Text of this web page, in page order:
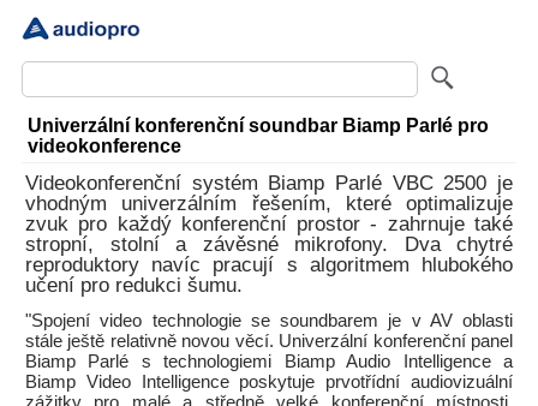
Univerzální konferenční soundbar Biamp Parlé pro
videokonference
Videokonferenční systém Biamp Parlé VBC 2500 je
vhodným univerzálním řešením, které optimalizuje
zvuk pro každý konferenční prostor - zahrnuje také
stropní, stolní a závěsné mikrofony. Dva chytré
reproduktory navíc pracují s algoritmem hlubokého
učení pro redukci šumu.
"Spojení video technologie se soundbarem je v AV oblasti
stále ještě relativně novou věcí. Univerzální konferenční panel
Biamp Parlé s technologiemi Biamp Audio Intelligence a
Biamp Video Intelligence poskytuje prvotřídní audiovizuální